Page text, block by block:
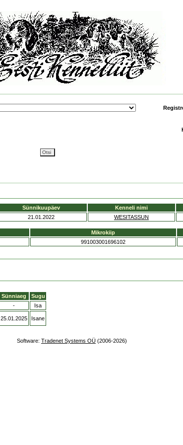
Sünnikuupäev Kenneli nimi
21.01.2022 WESITASSUN
Mikrokiip
991003001696102
Sünniaeg
Sugu
- Isa
25.01.2025 Isane
Software: Tradenet Systems OÜ (2006-2026)